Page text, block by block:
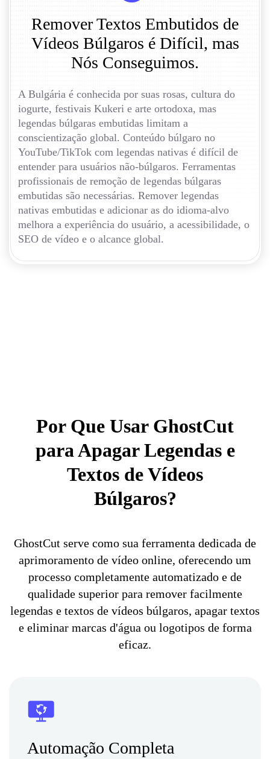
Remover Textos Embutidos de
Vídeos Búlgaros é Difícil, mas
Nós Conseguimos.
A Bulgária é conhecida por suas rosas, cultura do
iogurte, festivais Kukeri e arte ortodoxa, mas
legendas búlgaras embutidas limitam a
conscientização global. Conteúdo búlgaro no
YouTube/TikTok com legendas nativas é difícil de
entender para usuários não-búlgaros. Ferramentas
profissionais de remoção de legendas búlgaras
embutidas são necessárias. Remover legendas
nativas embutidas e adicionar as do idioma-alvo
melhora a experiência do usuário, a acessibilidade, o
SEO de vídeo e o alcance global.
Por Que Usar GhostCut
para Apagar Legendas e
Textos de Vídeos
Búlgaros?
GhostCut serve como sua ferramenta dedicada de
aprimoramento de vídeo online, oferecendo um
processo completamente automatizado e de
qualidade superior para remover facilmente
legendas e textos de vídeos búlgaros, apagar textos
e eliminar marcas d'água ou logotipos de forma
eficaz.
Automação Completa